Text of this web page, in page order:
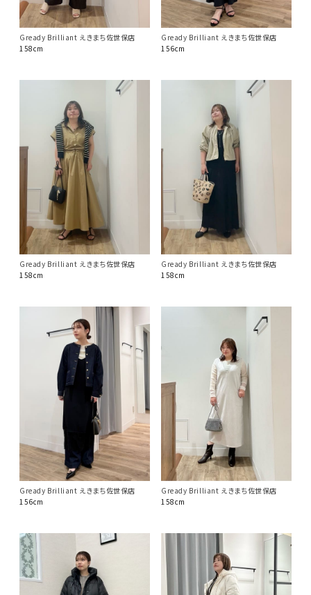
Gready Brilliant えきまち佐世保店
158cm
Gready Brilliant えきまち佐世保店
156cm
Gready Brilliant えきまち佐世保店
158cm
Gready Brilliant えきまち佐世保店
158cm
Gready Brilliant えきまち佐世保店
156cm
Gready Brilliant えきまち佐世保店
158cm